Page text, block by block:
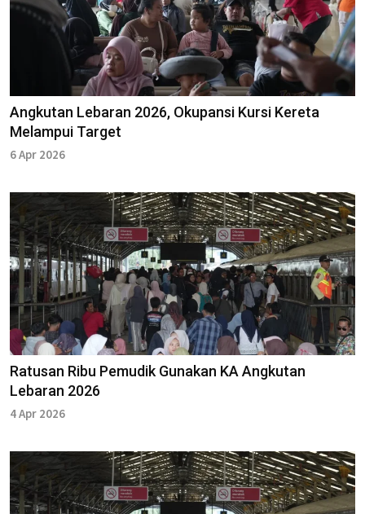
Angkutan Lebaran 2026, Okupansi Kursi Kereta
Melampui Target
6 Apr 2026
Ratusan Ribu Pemudik Gunakan KA Angkutan
Lebaran 2026
4 Apr 2026